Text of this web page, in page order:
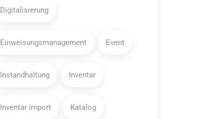
Digitalisierung
Einweisungsmanagement Event
Instandhaltung Inventar
Inventar import Katalog